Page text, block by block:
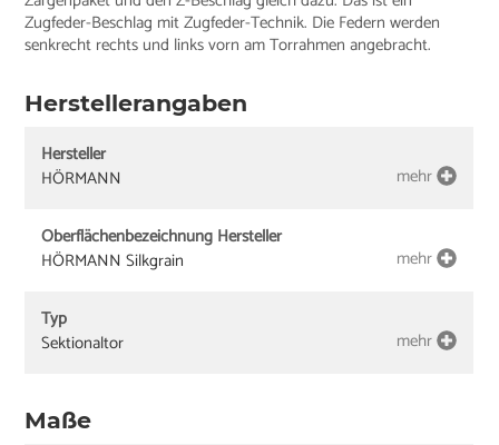
Zugfeder-Beschlag mit Zugfeder-Technik. Die Federn werden
senkrecht rechts und links vorn am Torrahmen angebracht.
Herstellerangaben
Hersteller
HÖRMANN
mehr
Oberflächenbezeichnung Hersteller
HÖRMANN Silkgrain
mehr
Typ
Sektionaltor
mehr
Maße